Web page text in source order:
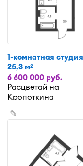
1-комнатная студия
25,3 м2
6 600 000 руб.
Расцветай на
Кропоткина
✎